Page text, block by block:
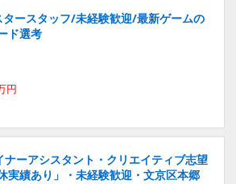
ースタッフ/未経験歓迎/最新ゲームの
ド選考
円
ーアシスタント・クリエイティブ志望
実績あり」・未経験歓迎・文京区本郷